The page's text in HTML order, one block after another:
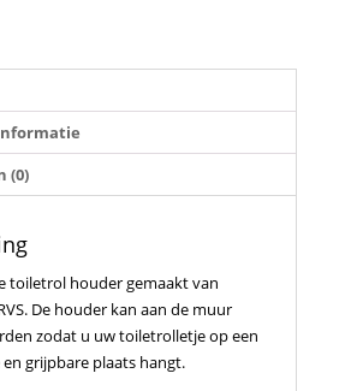
(0)
toiletrol houder gemaakt van
De houder kan aan de muur
zodat u uw toiletrolletje op een
grijpbare plaats hangt.